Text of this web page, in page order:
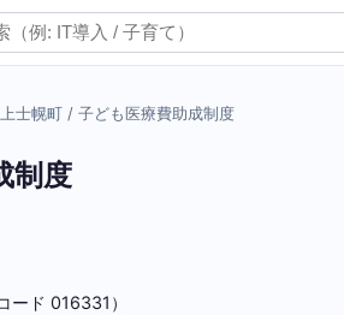
上士幌町 / 子ども医療費助成制度
制度
コード 016331）